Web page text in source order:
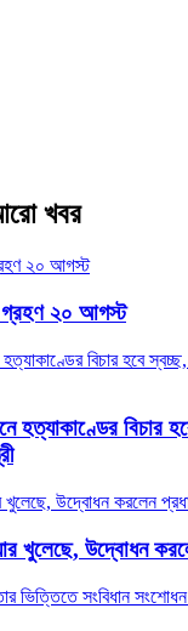
খবর
গ্রহণ ২০ আগস্ট
হত্যাকাণ্ডের বিচার
খুলেছে, উদ্বোধন